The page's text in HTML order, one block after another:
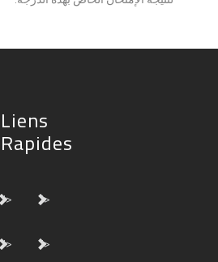
Liens
Rapides
"> ">
"> ">